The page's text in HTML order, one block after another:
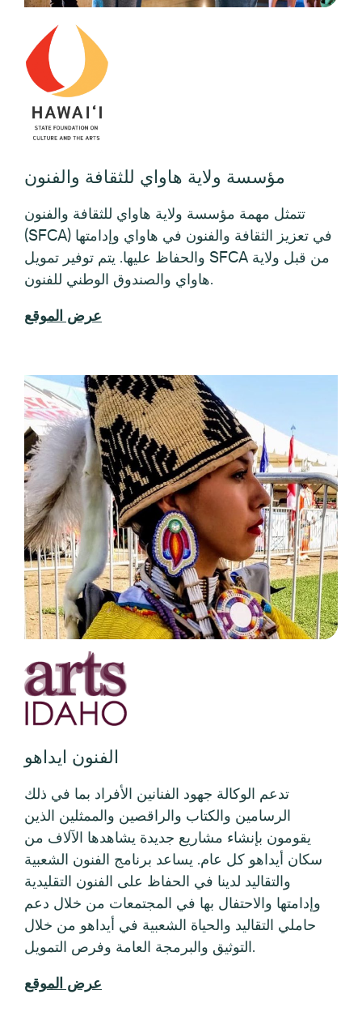
تتمثل مهمة مؤسسة ولاية هاواي للثقافة والفنون
(SFCA) في تعزيز الثقافة والفنون في هاواي وإدامتها
والحفاظ عليها. يتم توفير تمويل SFCA من قبل ولاية
عرض الموقع
الفنون ايداهو
تدعم الوكالة جهود الفنانين الأفراد بما في ذلك
الرسامين والكتاب والراقصين والممثلين الذين
يقومون بإنشاء مشاريع جديدة يشاهدها الآلاف من
سكان أيداهو كل عام. يساعد برنامج الفنون الشعبية
والتقاليد لدينا في الحفاظ على الفنون التقليدية
وإدامتها والاحتفال بها في المجتمعات من خلال دعم
حاملي التقاليد والحياة الشعبية في أيداهو من خلال
عرض الموقع